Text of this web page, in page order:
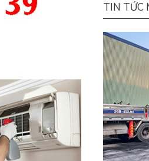
TIN TỨC